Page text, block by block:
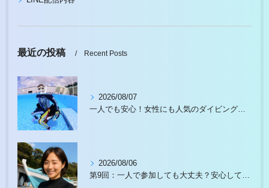
最近の投稿 Recent Posts
2026/08/07
一人でも安心！女性にも人気のダイビングスクール徹底ガイド
2026/08/06